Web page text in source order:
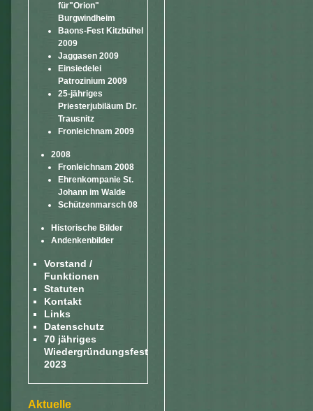
für"Orion"
Burgwindheim
Baons-Fest Kitzbühel
2009
Jaggasen 2009
Einsiedelei
Patrozinium 2009
25-jähriges
Priesterjubiläum Dr.
Trausnitz
Fronleichnam 2009
2008
Fronleichnam 2008
Ehrenkompanie St.
Johann im Walde
Schützenmarsch 08
Historische Bilder
Andenkenbilder
Vorstand /
Funktionen
Statuten
Kontakt
Links
Datenschutz
70 jähriges
Wiedergründungsfest
2023
Aktuelle